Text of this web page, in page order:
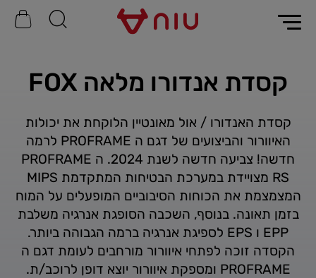
קסדת אנדורו מלאה FOX
קסדת האנדורו / אול מאונטיין הלוקחת את יכולות
האיוורור והביצועים של דגם ה PROFRAME לרמה
חדשה! צביעה חדשה לשנת 2024. ה PROFRAME
RS מצויידת במערכת הבטיחות המתקדמת MIPS
המצמצמת את הכוחות הסיבוביים המופעלים על המוח
בזמן תאונה. בנוסף, השכבה הסופגת אנרגיה משלבת
EPP ו EPS לספיגת אנרגיה ברמה הגבוהה ביותר.
הקסדה זוכה לפתחי איוורור מורחבים לעומת דגם ה
PROFRAME ומספקת איוורור יוצא דופן לרוכב/ת.